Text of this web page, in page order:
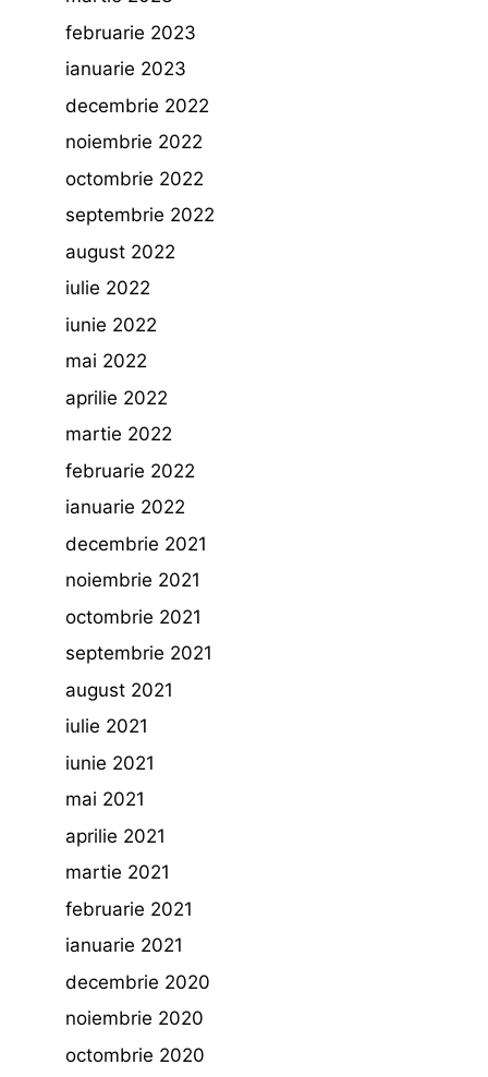
februarie 2023
ianuarie 2023
decembrie 2022
noiembrie 2022
octombrie 2022
septembrie 2022
august 2022
iulie 2022
iunie 2022
mai 2022
aprilie 2022
martie 2022
februarie 2022
ianuarie 2022
decembrie 2021
noiembrie 2021
octombrie 2021
septembrie 2021
august 2021
iulie 2021
iunie 2021
mai 2021
aprilie 2021
martie 2021
februarie 2021
ianuarie 2021
decembrie 2020
noiembrie 2020
octombrie 2020